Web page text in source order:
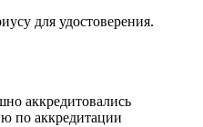
для удостоверения.
аккредитовались
по аккредитации